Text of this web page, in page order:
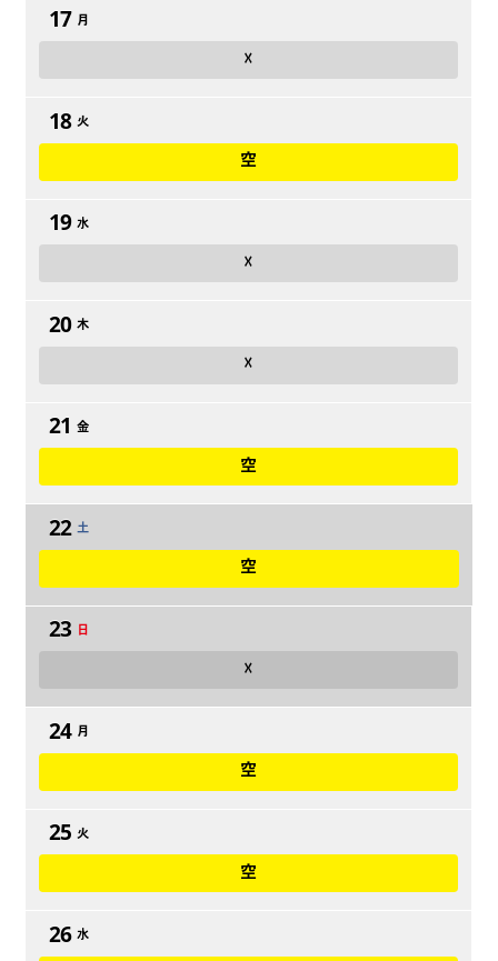
17 月
☓
18 火
空
19 水
☓
20 木
☓
21 金
空
22 土
空
23 日
☓
24 月
空
25 火
空
26 水